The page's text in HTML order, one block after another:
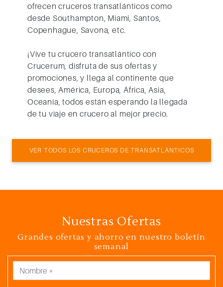
ofrecen cruceros transatlánticos como
desde Southampton, Miami, Santos,
Copenhague, Savona, etc.
¡Vive tucrucero transatlántico con
Crucerum, disfruta de sus ofertas y
promociones, y llega al continente que
desees, América, Europa, África, Asia,
Oceanía, todos están esperando la llegada
de tu viaje en crucero al mejor precio.
VER TODOS LOS CRUCEROS DE TRANSATLÁNTICOS
Nuestras Ofertas
Grandes ofertas y ahorro en nuestro boletín
semanal